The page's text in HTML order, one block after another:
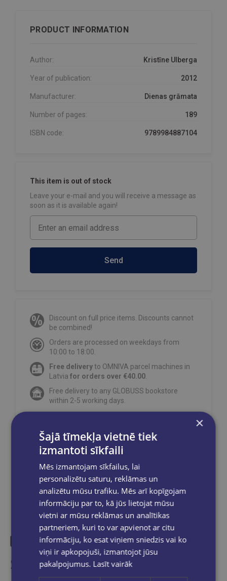
PRODUCT INFORMATION
Author: Kristīne Ulberga
Year of publication: 2012
Manufacturer: Dienas grāmata
Number of pages: 189
ISBN code: 9789984887104
This item is out of stock
Leave your e-mail and you will receive a message as
soon as it is available again!
Send
Discount on full price items. Discounts cannot
be combined!
Orders are processed on weekdays from
10:00 to 18:00.
Free deliveryto OMNIVA parcel machines in
Latvia for orders over €40.00
Free delivery to any GLOBUSS bookstore
within 2-5 working days.
Share on social networks:
Similar products
×
Šajā tīmekļa vietnē tiek
izmantoti sīkfaili
Mēs izmantojam sīkfailus, lai
personalizētu saturu, reklāmas un
analizētu mūsu trafiku. Mēs arī kopīgojam
informāciju par to, kā jūs lietojat mūsu
vietni ar mūsu reklāmas un analītikas
partneriem, kuri to var apvienot ar citu
informāciju, ko esat viņiem sniedzis vai ko
viņi ir apkopojuši, izmantojot jūsu
pakalpojumus. Lasīt vairāk